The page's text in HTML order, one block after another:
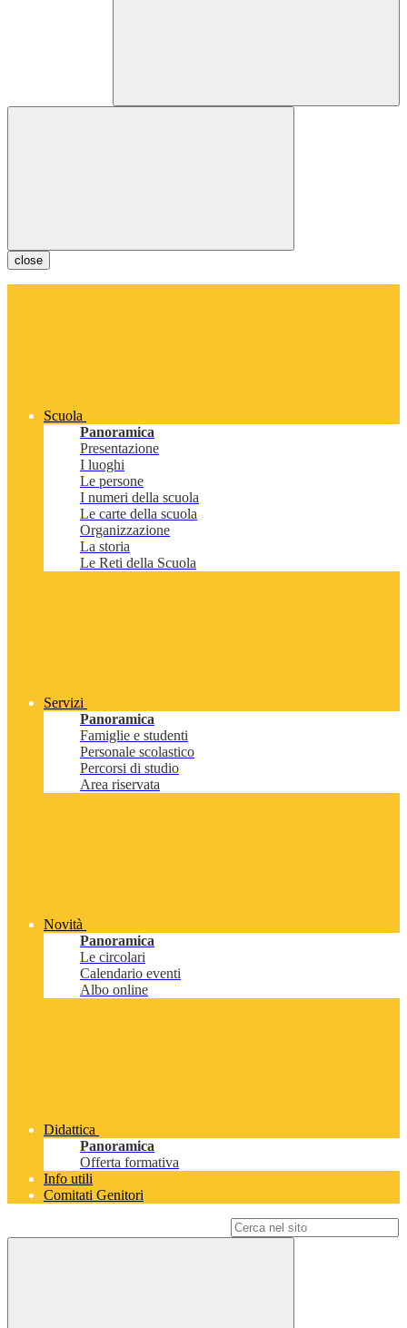
close
Scuola
Panoramica
Presentazione
I luoghi
Le persone
I numeri della scuola
Le carte della scuola
Organizzazione
La storia
Le Reti della Scuola
Servizi
Panoramica
Famiglie e studenti
Personale scolastico
Percorsi di studio
Area riservata
Novità
Panoramica
Le circolari
Calendario eventi
Albo online
Didattica
Panoramica
Offerta formativa
Info utili
Comitati Genitori